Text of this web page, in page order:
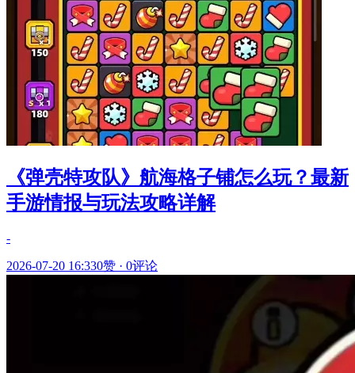
《弹壳特攻队》航海格子铺怎么玩？最新
手游情报与玩法攻略详解
-
2026-07-20 16:330赞 · 0评论